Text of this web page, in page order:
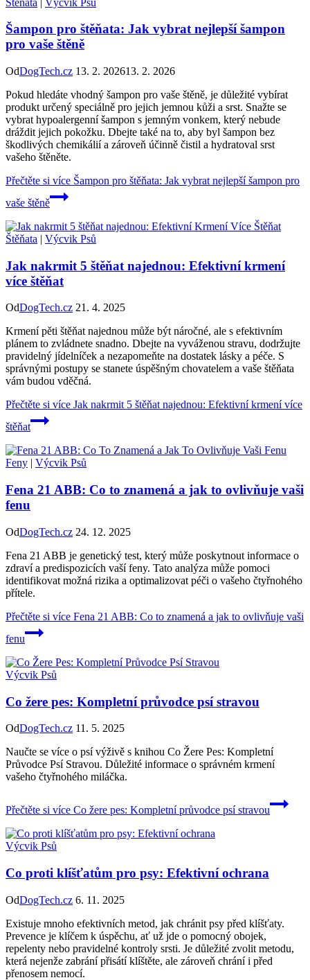
Šampon pro štěňata: Jak vybrat nejlepší šampon
pro vaše štěně
OdDogTech.cz 13. 2. 202613. 2. 2026
Pokud hledáte vhodný šampon pro vaše štěně, je důležité vybírat
produkt určený speciálně pro jejich jemnou kůži a srst. Snažte se
vybrat hypoalergenní šampon s jemným vonkem, který nebude
dráždit jejich pokožku. Dbejte také na to, aby byl šampon bez
škodlivých chemikálií a zároveň účinně čistil a hydratoval srst
vašeho štěněte.
Přečtěte si více Šampon pro štěňata: Jak vybrat nejlepší šampon pro
vaše štěně
Štěňata | Výcvik Psů
Jak nakrmit 5 štěňat najednou: Efektivní krmení
více štěňat
OdDogTech.cz 21. 4. 2025
Krmení pěti štěňat najednou může být náročné, ale s efektivním
plánem to zvládnete snadno. Dbejte na vyváženou stravu, dodržujte
pravidelný jídelníček a nezapomeňte na dostatek lásky a péče. S
správnými postupy se stanete úspěšným chovatelem a vaše štěňata
vám budou vděčná.
Přečtěte si více Jak nakrmit 5 štěňat najednou: Efektivní krmení více
štěňat
Feny | Výcvik Psů
Fena 21 ABB: Co to znamená a jak to ovlivňuje vaši
fenu
OdDogTech.cz 24. 12. 2025
Fena 21 ABB je genetický test, který může poskytnout informace o
zdraví a predispozicích vaší feny. Tato analýza může pomoci
identifikovat možná rizika a optimalizovat péči o vašeho čtyřnohého
přítele.
Přečtěte si více Fena 21 ABB: Co to znamená a jak to ovlivňuje vaši
fenu
Výcvik Psů
Co žere pes: Kompletní průvodce psí stravou
OdDogTech.cz 11. 5. 2025
Naučte se více o psí výživě s knihou Co Žere Pes: Kompletní
Průvodce Psí Stravou. Důležité informace o správném krmení
vašeho čtyřnohého miláčka.
Přečtěte si více Co žere pes: Kompletní průvodce psí stravou
Výcvik Psů
Co proti klíšťatům pro psy: Efektivní ochrana
OdDogTech.cz 6. 11. 2025
Existuje mnoho efektivních metod, jak chránit psy před klíšťaty.
Prevence je klíčem k úspěchu, ať už jde o pomocný obojek,
repelenty nebo pravidelné kontroly srsti. Je důležité zvolit metodu,
která nejenže zabrání přisátí klíštěte, ale zároveň chrání i před
přenosem nemocí.